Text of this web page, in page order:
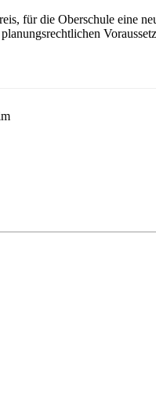
für die Oberschule eine